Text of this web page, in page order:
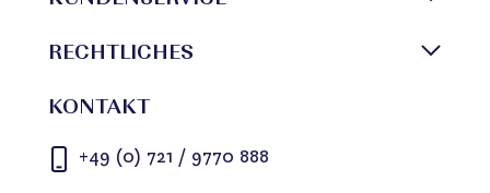
RECHTLICHES
KONTAKT
+49 (0) 721 / 9770 888